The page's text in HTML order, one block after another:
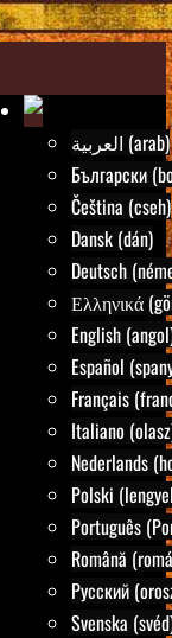
العربية (arab)
Български
Čeština (cseh)
Dansk (dán)
Deutsch
Ελληνικά
English
Español
Français
Italiano
Nederlands
Polski
Português
Română
Русский
Svenska